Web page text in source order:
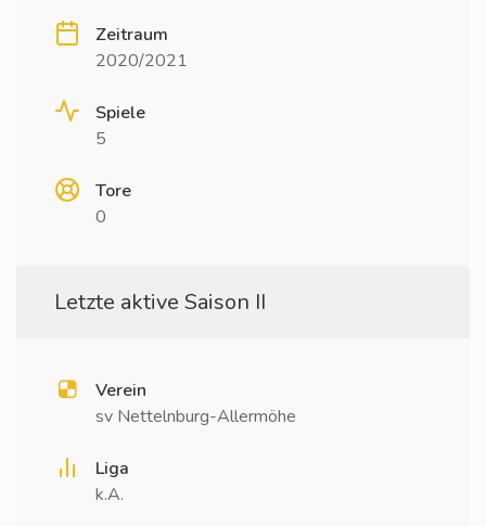
Zeitraum
2020/2021
Spiele
5
Tore
0
Letzte aktive Saison II
Verein
sv Nettelnburg-Allermöhe
Liga
k.A.